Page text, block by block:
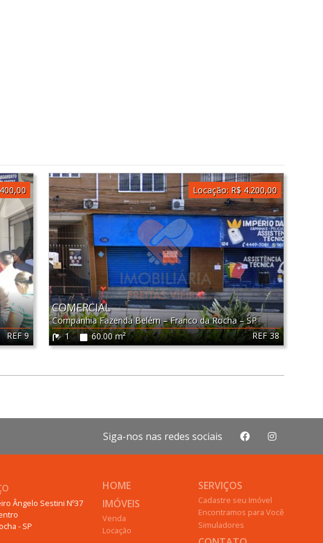
REF 9 REF 38
COMERCIAL
Companhia Fazenda Belém–Franco da Rocha–SP
1
60.00 m²
Locação: R$ 4.200,00
Siga-nos nas redes sociais
Ângelo Sestini Nº37
- SP
HOME
IMÓVEIS
Venda
Locação
SERVIÇOS
Cadastre seu Imóvel
Encontramos para Você
Simuladores